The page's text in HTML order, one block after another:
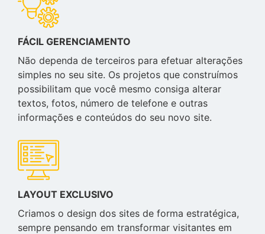
FÁCIL GERENCIAMENTO
Não dependa de terceiros para efetuar alterações
simples no seu site. Os projetos que construímos
possibilitam que você mesmo consiga alterar
textos, fotos, número de telefone e outras
informações e conteúdos do seu novo site.
LAYOUT EXCLUSIVO
Criamos o design dos sites de forma estratégica,
sempre pensando em transformar visitantes em